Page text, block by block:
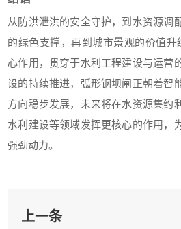
从防洪泄洪的安全守护，到水资源调
的绿色支撑，再到城市景观的价值升
心作用，贯穿于水利工程建设与运营
设的持续推进，弧形钢坝闸正朝着智
方向稳步发展，未来将在水资源集约
水利建设等领域发挥更核心的作用，
强劲动力。
上一条